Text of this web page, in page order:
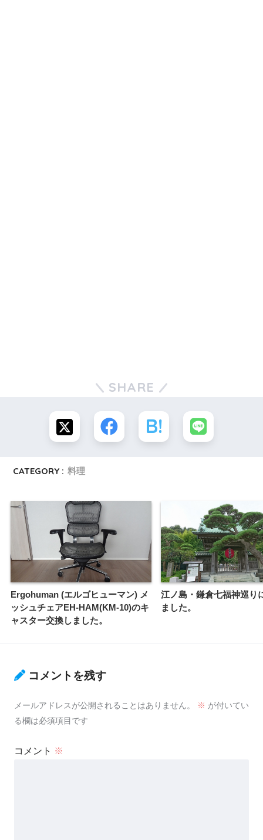
SHARE
CATEGORY : 料理
Ergohuman (エルゴヒューマン) メ
ッシュチェアEH-HAM(KM-10)のキ
ャスター交換しました。
江ノ島・鎌倉七福神巡り
ました。
コメントを残す
メールアドレスが公開されることはありません。 ※ が付いてい
る欄は必須項目です
コメント ※